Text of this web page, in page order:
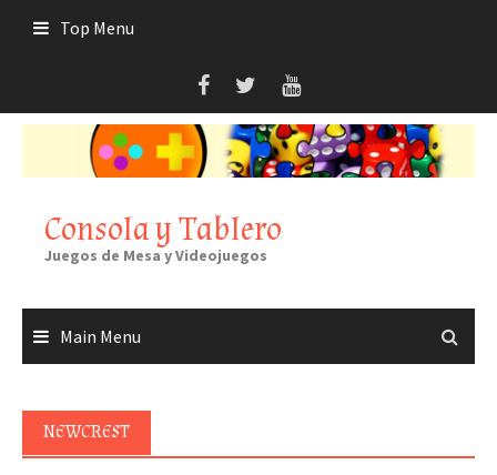
Top Menu
Consola y Tablero
Juegos de Mesa y Videojuegos
Main Menu
NEWCREST